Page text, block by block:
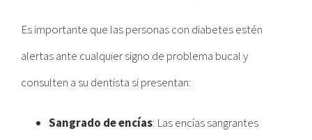
Es importante que las personas con diabetes estén
alertas ante cualquier signo de problema bucal y
consulten a su dentista si presentan:
Sangrado de encías: Las encías sangrantes